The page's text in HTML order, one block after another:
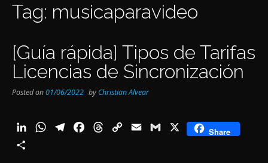
Tag: musicaparavideo
[Guía rápida] Tipos de Tarifas
Licencias de Sincronización
Posted on01/06/2022 by Christian Alvear
LinkedInWhatsApp
TelegramFacebookThreads
Copy
Email GmailX Share